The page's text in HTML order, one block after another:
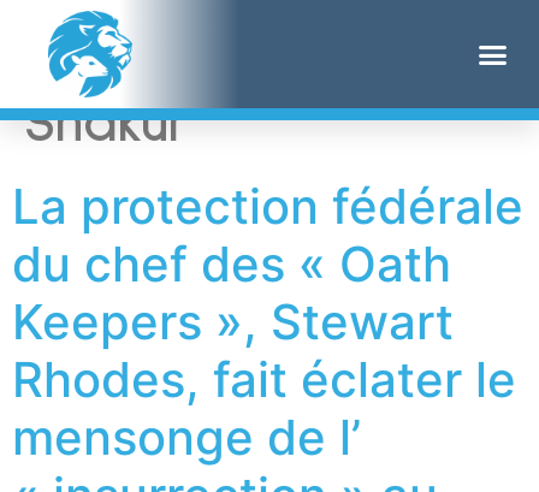
Étiquette :
Shakur
La protection fédérale
du chef des « Oath
Keepers », Stewart
Rhodes, fait éclater le
mensonge de l’